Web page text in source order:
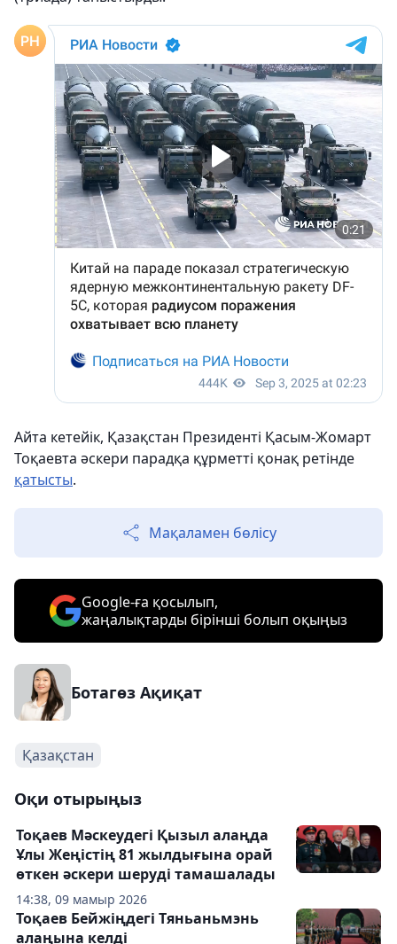
Айта кетейік, Қазақстан Президенті Қасым-Жомарт
Тоқаевта әскери парадқа құрметті қонақ ретінде
қатысты.
Мақаламен бөлісу
Google-ға қосылып,
жаңалықтарды бірінші болып оқыңыз
Ботагөз Ақиқат
Қазақстан
Оқи отырыңыз
14:38, 09 мамыр 2026
Тоқаев Мәскеудегі Қызыл алаңда
Ұлы Жеңістің 81 жылдығына орай
өткен әскери шеруді тамашалады
Тоқаев Бейжіңдегі Тяньаньмэнь
алаңына келді